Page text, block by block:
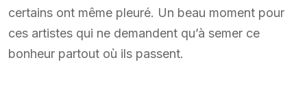
certains ont même pleuré. Un beau moment pour
ces artistes qui ne demandent qu’à semer ce
bonheur partout où ils passent.